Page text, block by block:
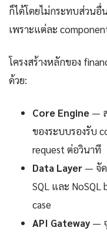
ก็ได้โดยไม่กระทบส่วนอื่
เพราะแต่ละ
โครงสร้างหลักของ
ด้วย:
Core Engine —
ของระบบรองรับ
request ต่อวินาที
Data Layer — จัด
SQL และ NoSQL
case
API Gateway —